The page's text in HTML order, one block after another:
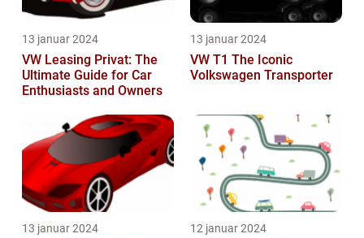
13 januar 2024
VW Leasing Privat: The
Ultimate Guide for Car
Enthusiasts and Owners
13 januar 2024
VW T1 The Iconic
Volkswagen Transporter
13 januar 2024 12 januar 2024